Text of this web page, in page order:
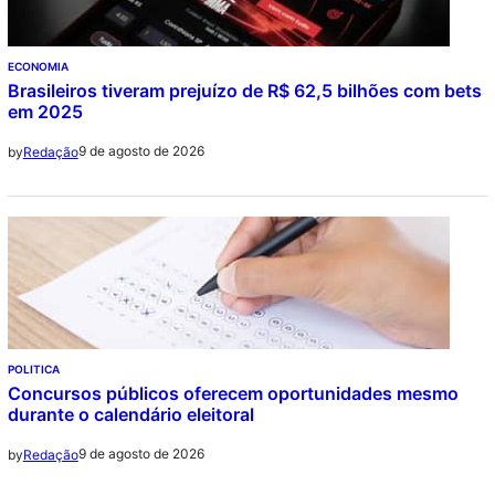
ECONOMIA
Brasileiros tiveram prejuízo de R$ 62,5 bilhões com bets
em 2025
byRedação9 de agosto de 2026
POLITICA
Concursos públicos oferecem oportunidades mesmo
durante o calendário eleitoral
byRedação9 de agosto de 2026